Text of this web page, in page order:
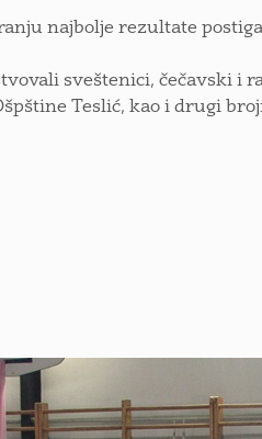
najbolje rezultate
sveštenici, čečavski i
Teslić, kao i drugi